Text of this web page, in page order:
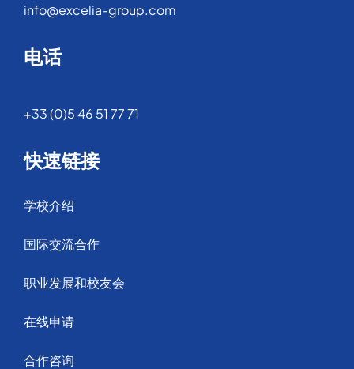
info@excelia-group.com
电话
+33 (0)5 46 51 77 71
快速链接
学校介绍
国际交流合作
职业发展和校友会
在线申请
合作咨询